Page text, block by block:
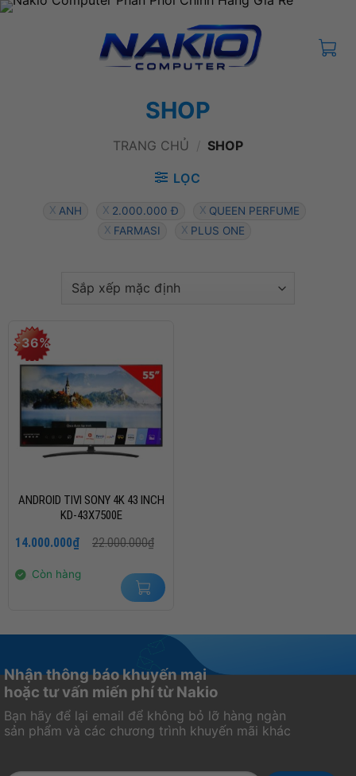
Bỏ
SHOP
TRANG CHỦ / SHOP
LỌC
ANH 2.000.000 Đ
QUEEN PERFUME
FARMASI
PLUS ONE
-36%
ANDROID TIVI SONY 4K 43 INCH
KD-43X7500E
22.000.000₫
gốc
22.000.000₫.
14.000.000₫
hiện
là: Còn hàng
Nhận thông báo khuyến mại
hoặc tư vấn miến phí từ Nakio
Bạn hãy để lại email để không bỏ lỡ hàng ngàn
sản phẩm và các chương trình khuyến mãi khác